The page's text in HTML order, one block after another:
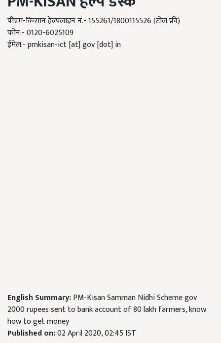
पीएम-किसान हेल्पलाइन नं.- 155261/1800115526 (टोल फ्री)
फोन:- 0120-6025109
ईमेल:- pmkisan-ict [at] gov [dot] in
English Summary:PM-Kisan Samman Nidhi Scheme gov
2000 rupees sent to bank account of 80 lakh farmers, know
how to get money
Published on:02 April 2020, 02:45 IST